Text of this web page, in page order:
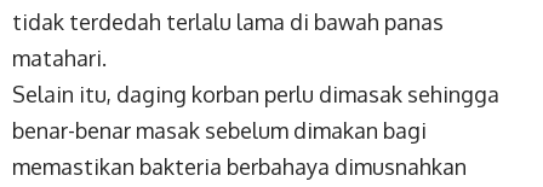
tidak terdedah terlalu lama di bawah panas
matahari.
Selain itu, daging korban perlu dimasak sehingga
benar-benar masak sebelum dimakan bagi
memastikan bakteria berbahaya dimusnahkan